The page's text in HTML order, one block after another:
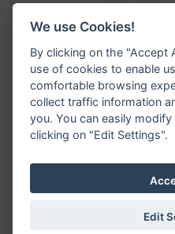
©1996 - 2026 Všechna
zveřejňovaných
informace editovat
Sekce pro starosty/
We use Cookies!
By clicking on the "Accept
use of cookies to enable
comfortable browsing
collect traffic information
you. You can easily
clicking on "Edit Settings".
Edit